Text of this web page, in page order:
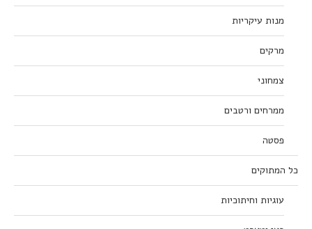
מנות עיקריות
מרקים
צמחוני
ממרחים ורטבים
פסטה
כל המתוקים
עוגיות וחיתוכיות